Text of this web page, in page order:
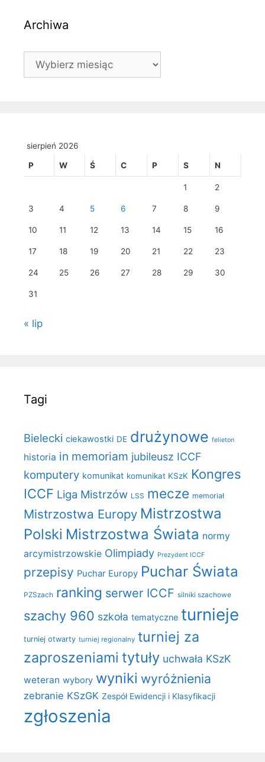
Archiwa
Archiwa
sierpień 2026
P W Ś C P S N
1 2
3 4 5 6 7 8 9
10 11 12 13 14 15 16
17 18 19 20 21 22 23
24 25 26 27 28 29 30
31
« lip
Tagi
Bielecki ciekawostki DE drużynowe felieton
historia in memoriam jubileusz ICCF
komputery komunikat komunikat KSzK Kongres
ICCF Liga Mistrzów LSS mecze memoriał
Mistrzostwa Europy Mistrzostwa
Polski Mistrzostwa Świata normy
arcymistrzowskie Olimpiady Prezydent ICCF
przepisy Puchar Europy Puchar Świata
PZSzach ranking serwer ICCF silniki szachowe
szachy 960 szkoła tematyczne turnieje
turniej otwarty turniej regionalny turniej za
zaproszeniami tytuły uchwała KSzK
weteran wybory wyniki wyróżnienia
zebranie KSzGK Zespół Ewidencji i Klasyfikacji
zgłoszenia